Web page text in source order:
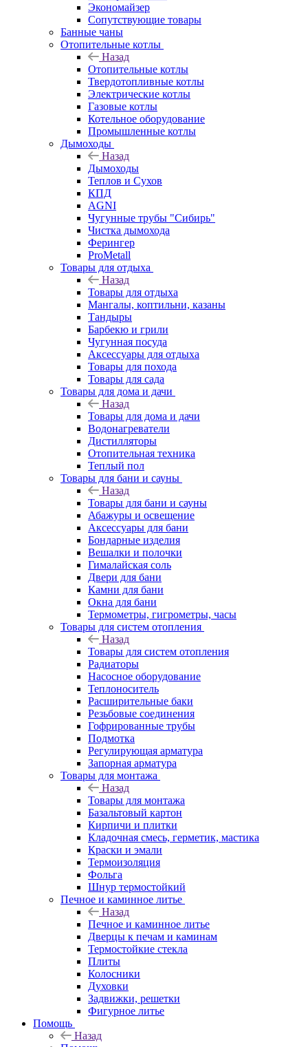
Экономайзер
Сопутствующие товары
Банные чаны
Отопительные котлы
Назад
Отопительные котлы
Твердотопливные котлы
Электрические котлы
Газовые котлы
Котельное оборудование
Промышленные котлы
Дымоходы
Назад
Дымоходы
Теплов и Сухов
КПД
AGNI
Чугунные трубы "Сибирь"
Чистка дымохода
Ферингер
ProMetall
Товары для отдыха
Назад
Товары для отдыха
Мангалы, коптильни, казаны
Тандыры
Барбекю и грили
Чугунная посуда
Аксессуары для отдыха
Товары для похода
Товары для сада
Товары для дома и дачи
Назад
Товары для дома и дачи
Водонагреватели
Дистилляторы
Отопительная техника
Теплый пол
Товары для бани и сауны
Назад
Товары для бани и сауны
Абажуры и освещение
Аксессуары для бани
Бондарные изделия
Вешалки и полочки
Гималайская соль
Двери для бани
Камни для бани
Окна для бани
Термометры, гигрометры, часы
Товары для систем отопления
Назад
Товары для систем отопления
Радиаторы
Насосное оборудование
Теплоноситель
Расширительные баки
Резьбовые соединения
Гофрированные трубы
Подмотка
Регулирующая арматура
Запорная арматура
Товары для монтажа
Назад
Товары для монтажа
Базальтовый картон
Кирпичи и плитки
Кладочная смесь, герметик, мастика
Краски и эмали
Термоизоляция
Фольга
Шнур термостойкий
Печное и каминное литье
Назад
Печное и каминное литье
Дверцы к печам и каминам
Термостойкие стекла
Плиты
Колосники
Духовки
Задвижки, решетки
Фигурное литье
Помощь
Назад